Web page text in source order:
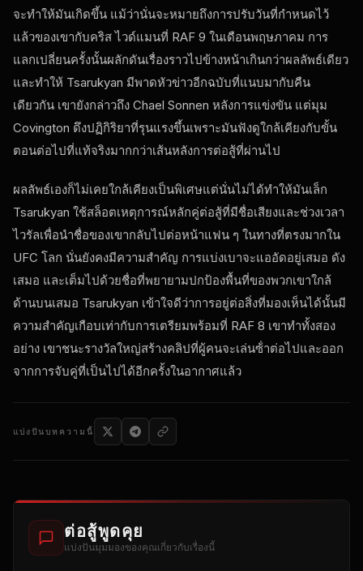
จะทําให้มันเกิดขึ้น แม้ว่านั่นจะหมายถึงการปรับวันที่กําหนดไว้
แล้วของเขากับคริส ไวด์แมนที่ RAF 9 ในเดือนพฤษภาคม การ
แลกเปลี่ยนครั้งนั้นผลักดันเรื่องราวไปข้างหน้าเกินกว่าผลลัพธ์เดียว
และทําให้ Tsarukyan มีพาดหัวข่าวอีกฉบับที่แนบมากับคืน
เดียวกัน เขายังกล่าวถึง Chael Sonnen หลังการแข่งขัน แต่มุม
Covington ดึงปฏิกิริยาที่รุนแรงขึ้นเพราะมันฟังดูใกล้เคียงกับขั้น
ตอนต่อไปที่แท้จริงมากกว่าเส้นหลังการต่อสู้ที่ผ่านไป
ผลลัพธ์เองก็ไม่เคยใกล้เคียงเป็นพิเศษแต่นั่นไม่ได้ทําให้มันเล็ก
Tsarukyan ใช้สล็อตเหตุการณ์หลักคู่ต่อสู้ที่มีชื่อเสียงและช่วงเวลา
ไวรัลเพื่อนําชื่อของเขากลับไปต่อหน้าแฟน ๆ ในทางที่ตรงมากใน
UFC โลก นั่นยังคงมีความสําคัญ การแบ่งเบาจะแออัดอยู่เสมอ ดัง
เสมอ และเต็มไปด้วยชื่อที่พยายามปกป้องพื้นที่ของพวกเขาใกล้
ด้านบนเสมอ Tsarukyan เข้าใจดีว่าการอยู่ต่อสิ่งที่มองเห็นได้นั้นมี
ความสําคัญเกือบเท่ากับการเตรียมพร้อมที่ RAF 8 เขาทําทั้งสอง
อย่าง เขาชนะรางวัลใหญ่สร้างคลิปที่ผู้คนจะเล่นซ้ําต่อไปและออก
จากการจับคู่ที่เป็นไปได้อีกครั้งในอากาศแล้ว
แบ่งปันบทความนี้
ต่อสู้พูดคุย
แบ่งปันมุมมองของคุณเกี่ยวกับเรื่องนี้